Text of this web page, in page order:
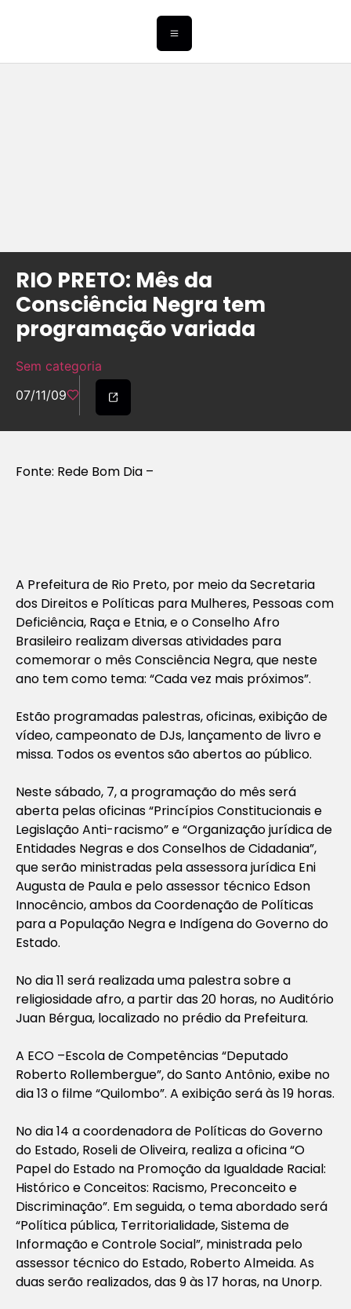
RIO PRETO: Mês da
Consciência Negra tem
programação variada
Sem categoria
07/11/09
Fonte: Rede Bom Dia –
A Prefeitura de Rio Preto, por meio da Secretaria
dos Direitos e Políticas para Mulheres, Pessoas com
Deficiência, Raça e Etnia, e o Conselho Afro
Brasileiro realizam diversas atividades para
comemorar o mês Consciência Negra, que neste
ano tem como tema: “Cada vez mais próximos”.
Estão programadas palestras, oficinas, exibição de
vídeo, campeonato de DJs, lançamento de livro e
missa. Todos os eventos são abertos ao público.
Neste sábado, 7, a programação do mês será
aberta pelas oficinas “Princípios Constitucionais e
Legislação Anti-racismo” e “Organização jurídica de
Entidades Negras e dos Conselhos de Cidadania”,
que serão ministradas pela assessora jurídica Eni
Augusta de Paula e pelo assessor técnico Edson
Innocêncio, ambos da Coordenação de Políticas
para a População Negra e Indígena do Governo do
Estado.
No dia 11 será realizada uma palestra sobre a
religiosidade afro, a partir das 20 horas, no Auditório
Juan Bérgua, localizado no prédio da Prefeitura.
A ECO –Escola de Competências “Deputado
Roberto Rollembergue”, do Santo Antônio, exibe no
dia 13 o filme “Quilombo”. A exibição será às 19 horas.
No dia 14 a coordenadora de Políticas do Governo
do Estado, Roseli de Oliveira, realiza a oficina “O
Papel do Estado na Promoção da Igualdade Racial:
Histórico e Conceitos: Racismo, Preconceito e
Discriminação”. Em seguida, o tema abordado será
“Política pública, Territorialidade, Sistema de
Informação e Controle Social”, ministrada pelo
assessor técnico do Estado, Roberto Almeida. As
duas serão realizados, das 9 às 17 horas, na Unorp.